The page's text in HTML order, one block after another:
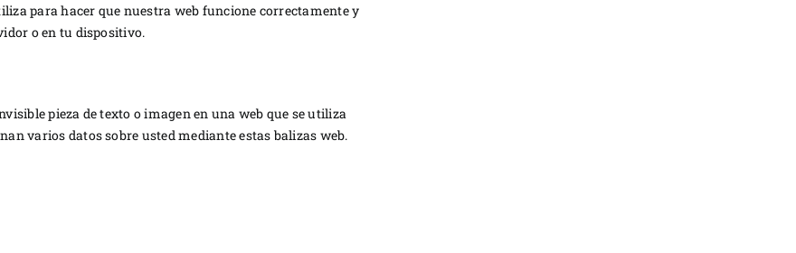
para hacer que nuestra web funcione correctamente y
o en tu dispositivo.
pieza de texto o imagen en una web que se utiliza
varios datos sobre usted mediante estas balizas web.